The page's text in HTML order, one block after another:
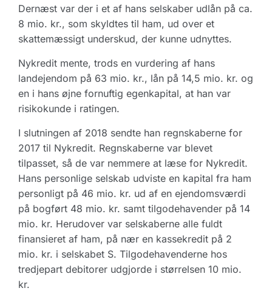
Dernæst var der i et af hans selskaber udlån på ca.
8 mio. kr., som skyldtes til ham, ud over et
skattemæssigt underskud, der kunne udnyttes.
Nykredit mente, trods en vurdering af hans
landejendom på 63 mio. kr., lån på 14,5 mio. kr. og
en i hans øjne fornuftig egenkapital, at han var
risikokunde i ratingen.
I slutningen af 2018 sendte han regnskaberne for
2017 til Nykredit. Regnskaberne var blevet
tilpasset, så de var nemmere at læse for Nykredit.
Hans personlige selskab udviste en kapital fra ham
personligt på 46 mio. kr. ud af en ejendomsværdi
på bogført 48 mio. kr. samt tilgodehavender på 14
mio. kr. Herudover var selskaberne alle fuldt
finansieret af ham, på nær en kassekredit på 2
mio. kr. i selskabet S. Tilgodehavenderne hos
tredjepart debitorer udgjorde i størrelsen 10 mio.
kr.